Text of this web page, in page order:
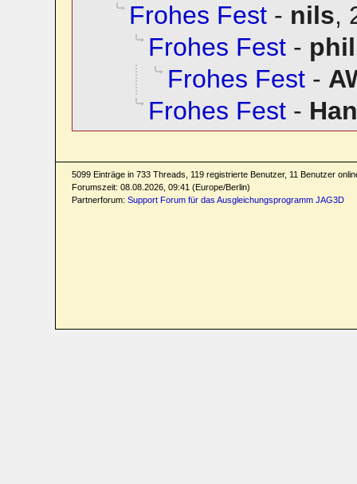
Frohes Fest- nils,
Frohes Fest-
Frohes Fest-
Frohes Fest-
5099 Einträge in 733 Threads, 119 registrierte Benutzer, 11 Benutzer
Forumszeit: 08.08.2026, 09:41 (Europe/Berlin)
Partnerforum: Support Forum für das Ausgleichungsprogramm JAG3D